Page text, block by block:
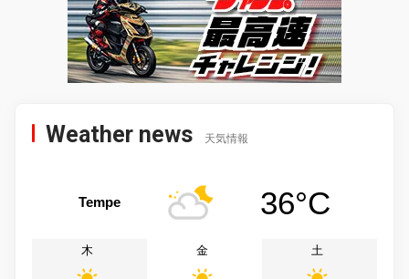
Weather news 天気情報
Tempe 36°C
木 金 土